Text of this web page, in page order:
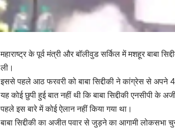
महाराष्ट्र के पूर्व मंत्री और बॉलीवुड सर्किल में मशहूर बाबा
ली।
इससे पहले आठ फरवरी को बाबा सिद्दीकी ने कांग्रेस से अपने
यह कोई छुपी हुई बात नहीं थी कि बाबा सिद्दीकी एनसीपी
पहले इस बारे में कोई ऐलान नहीं किया गया था।
बाबा सिद्दीकी का अजीत पवार से जुड़ने का आगामी लोकसभा